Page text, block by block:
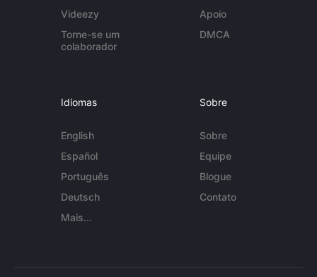
Videezy
Torne-se um
colaborador
Apoio
DMCA
Idiomas
English
Español
Português
Deutsch
Mais...
Sobre
Sobre
Equipe
Blogue
Contato